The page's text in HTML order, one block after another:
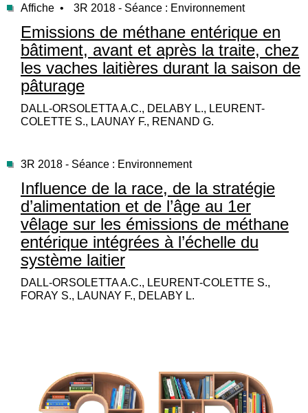
Affiche • 3R 2018 - Séance : Environnement
Emissions de méthane entérique en
bâtiment, avant et après la traite, chez
les vaches laitières durant la saison de
pâturage
DALL-ORSOLETTA A.C., DELABY L., LEURENT-
COLETTE S., LAUNAY F., RENAND G.
3R 2018 - Séance : Environnement
Influence de la race, de la stratégie
d’alimentation et de l’âge au 1er
vêlage sur les émissions de méthane
entérique intégrées à l’échelle du
système laitier
DALL-ORSOLETTA A.C., LEURENT-COLETTE S.,
FORAY S., LAUNAY F., DELABY L.